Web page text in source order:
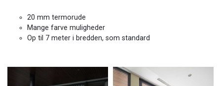
20 mm termorude
Mange farve muligheder
Op til 7 meter i bredden, som standard